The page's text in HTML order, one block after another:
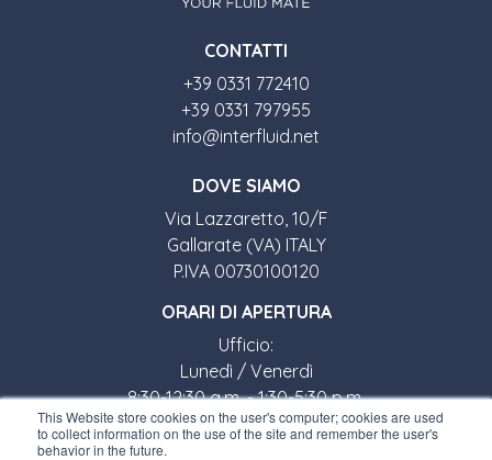
This Website store cookies on the user's computer; cookies are used
to collect information on the use of the site and remember the user's
behavior in the future.
CONTATTI
+39 0331 772410
+39 0331 797955
info@interfluid.net
DOVE SIAMO
Via Lazzaretto, 10/F
Gallarate (VA) ITALY
P.IVA 00730100120
ORARI DI APERTURA
Ufficio:
Lunedì / Venerdì
8:30-12:30 a.m. - 1:30-5:30 p.m.
Negozio: